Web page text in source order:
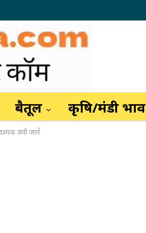
बैतूल कृषि/मंडी भाव
क्यों जाने